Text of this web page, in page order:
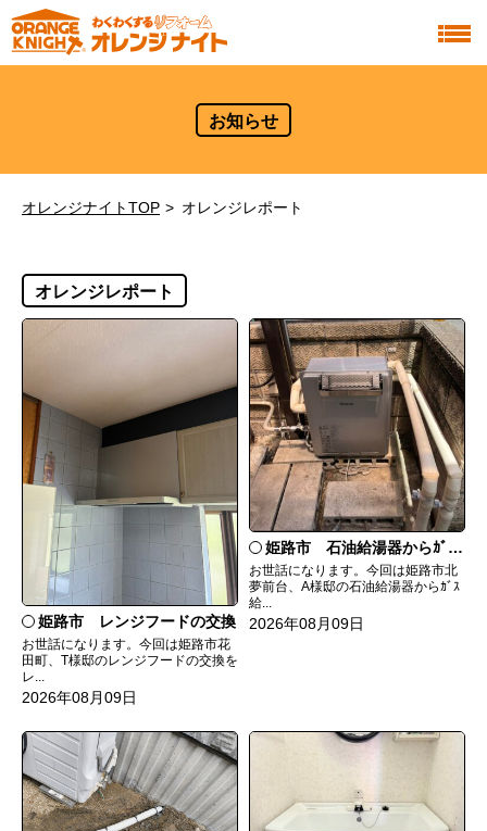
お知らせ
オレンジナイトTOP オレンジレポート
オレンジレポート
姫路市 レンジフードの交換
お世話になります。今回は姫路市花
田町、T様邸のレンジフードの交換を
レ...
2026年08月09日
姫路市 石油給湯器からｶﾞｽ給湯器へ取替
お世話になります。今回は姫路市北
夢前台、A様邸の石油給湯器からｶﾞｽ
給...
2026年08月09日